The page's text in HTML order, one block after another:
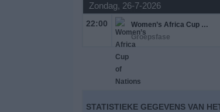
Zondag, 26-7-2026
22:00
Women’s Africa Cup of Nations
Groepsfase
STATISTIEKE GEGEVENS VAN